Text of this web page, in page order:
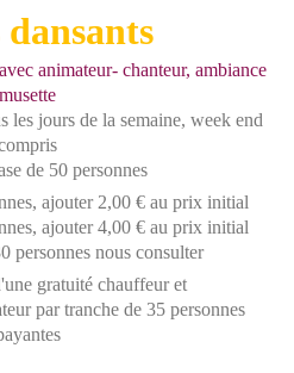
dansants
animateur- chanteur, ambiance
musette
les jours de la semaine, week end
de 50 personnes
ajouter 2,00 € au prix initial
ajouter 4,00 € au prix initial
personnes nous consulter
gratuité chauffeur et
par tranche de 35 personnes